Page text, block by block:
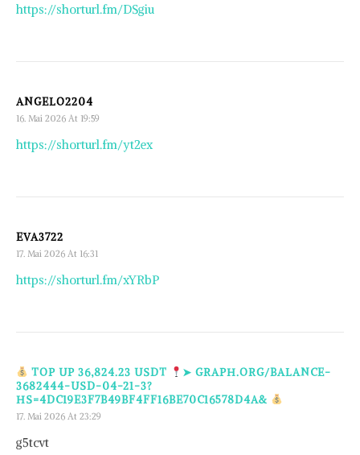
https://shorturl.fm/DSgiu
ANGELO2204
16. Mai 2026 At 19:59
https://shorturl.fm/yt2ex
EVA3722
17. Mai 2026 At 16:31
https://shorturl.fm/xYRbP
TOP UP 36,824.23 USDT
➤ GRAPH.ORG/BALANCE-
3682444-USD-04-21-3?
HS=4DC19E3F7B49BF4FF16BE70C16578D4A&
17. Mai 2026 At 23:29
g5tcvt